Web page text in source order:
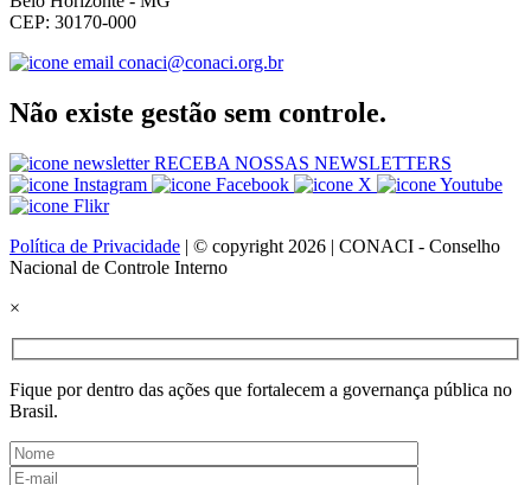
CEP: 30170-000
conaci@conaci.org.br
Não existe gestão sem controle.
RECEBA NOSSAS NEWSLETTERS
Política de Privacidade | © copyright 2026 | CONACI - Conselho
Nacional de Controle Interno
×
Fique por dentro das ações que fortalecem a governança pública no
Brasil.